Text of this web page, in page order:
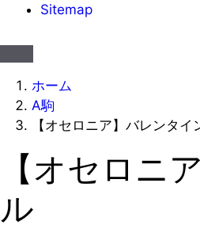
Sitemap
ホーム
A駒
【オセロニア】バレンタ
【オセロニ
ル